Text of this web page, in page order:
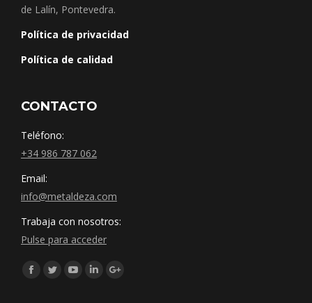
de Lalín, Pontevedra.
Política de privacidad
Política de calidad
CONTACTO
Teléfono:
+34 986 787 062
Email:
info@metaldeza.com
Trabaja con nosotros:
Pulse para acceder
Síguenos en:
Facebook
TwitterYouTube